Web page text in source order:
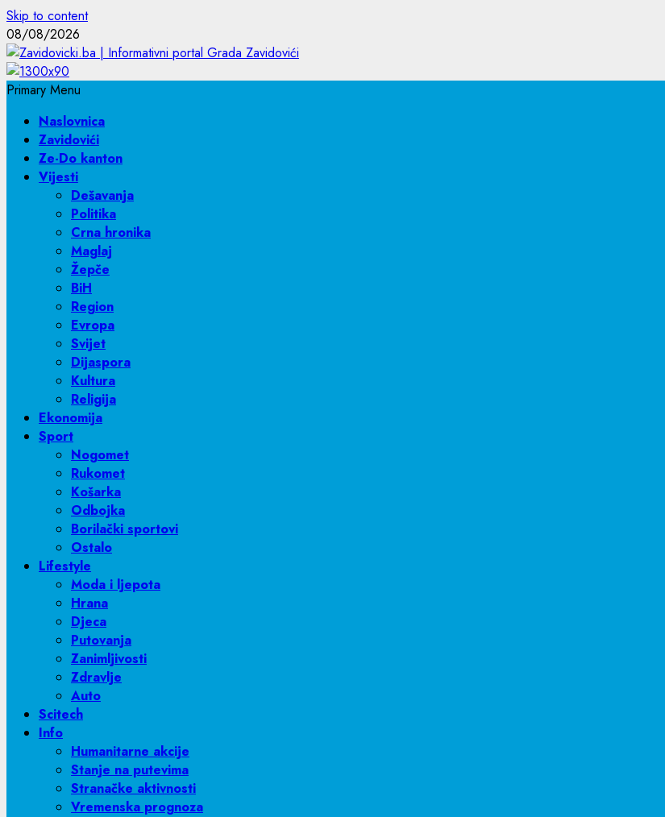
Skip to content
08/08/2026
Primary Menu
Naslovnica
Zavidovići
Ze-Do kanton
Vijesti
Dešavanja
Politika
Crna hronika
Maglaj
Žepče
BiH
Region
Evropa
Svijet
Dijaspora
Kultura
Religija
Ekonomija
Sport
Nogomet
Rukomet
Košarka
Odbojka
Borilački sportovi
Ostalo
Lifestyle
Moda i ljepota
Hrana
Djeca
Putovanja
Zanimljivosti
Zdravlje
Auto
Scitech
Info
Humanitarne akcije
Stanje na putevima
Stranačke aktivnosti
Vremenska prognoza